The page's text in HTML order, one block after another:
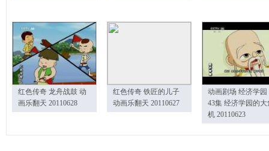
红色传奇 龙舟战鼓 动
画乐翻天 20110628
红色传奇 铁匠的儿子
动画乐翻天 20110627
动画剧场 经济学园
43集 经济学园的大
机 20110623